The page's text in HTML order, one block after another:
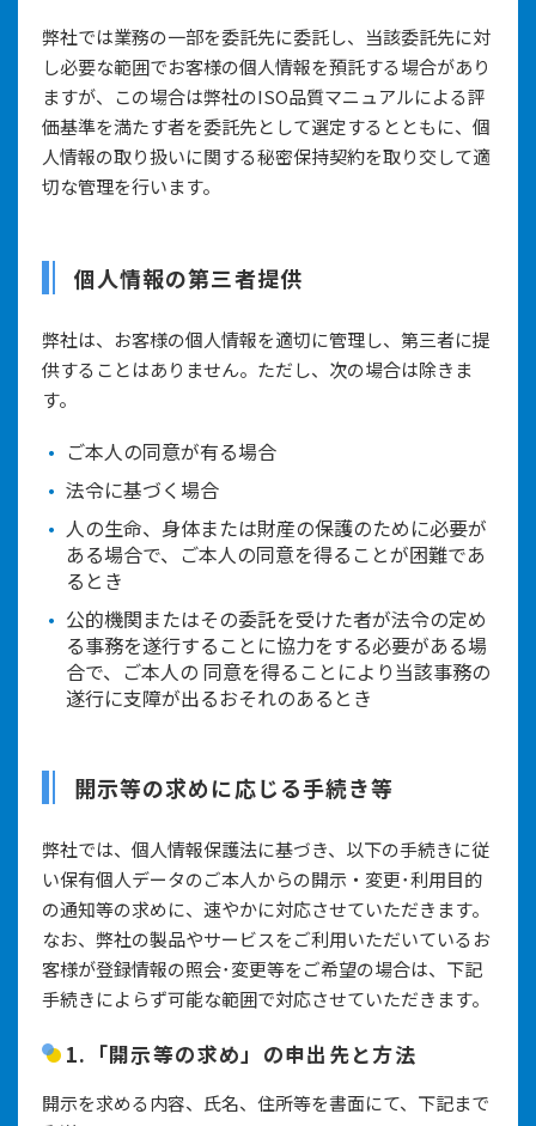
弊社では業務の一部を委託先に委託し、当該委託先に対
し必要な範囲でお客様の個人情報を預託する場合があり
ますが、この場合は弊社のISO品質マニュアルによる評
価基準を満たす者を委託先として選定するとともに、個
人情報の取り扱いに関する秘密保持契約を取り交して適
切な管理を行います。
個人情報の第三者提供
弊社は、お客様の個人情報を適切に管理し、第三者に提
供することはありません。ただし、次の場合は除きま
す。
ご本人の同意が有る場合
法令に基づく場合
人の生命、身体または財産の保護のために必要が
ある場合で、ご本人の同意を得ることが困難であ
るとき
公的機関またはその委託を受けた者が法令の定め
る事務を遂行することに協力をする必要がある場
合で、ご本人の 同意を得ることにより当該事務の
遂行に支障が出るおそれのあるとき
開示等の求めに応じる手続き等
弊社では、個人情報保護法に基づき、以下の手続きに従
い保有個人データのご本人からの開示・変更･利用目的
の通知等の求めに、速やかに対応させていただきます。
なお、弊社の製品やサービスをご利用いただいているお
客様が登録情報の照会･変更等をご希望の場合は、下記
手続きによらず可能な範囲で対応させていただきます。
1.「開示等の求め」の申出先と方法
開示を求める内容、氏名、住所等を書面にて、下記まで